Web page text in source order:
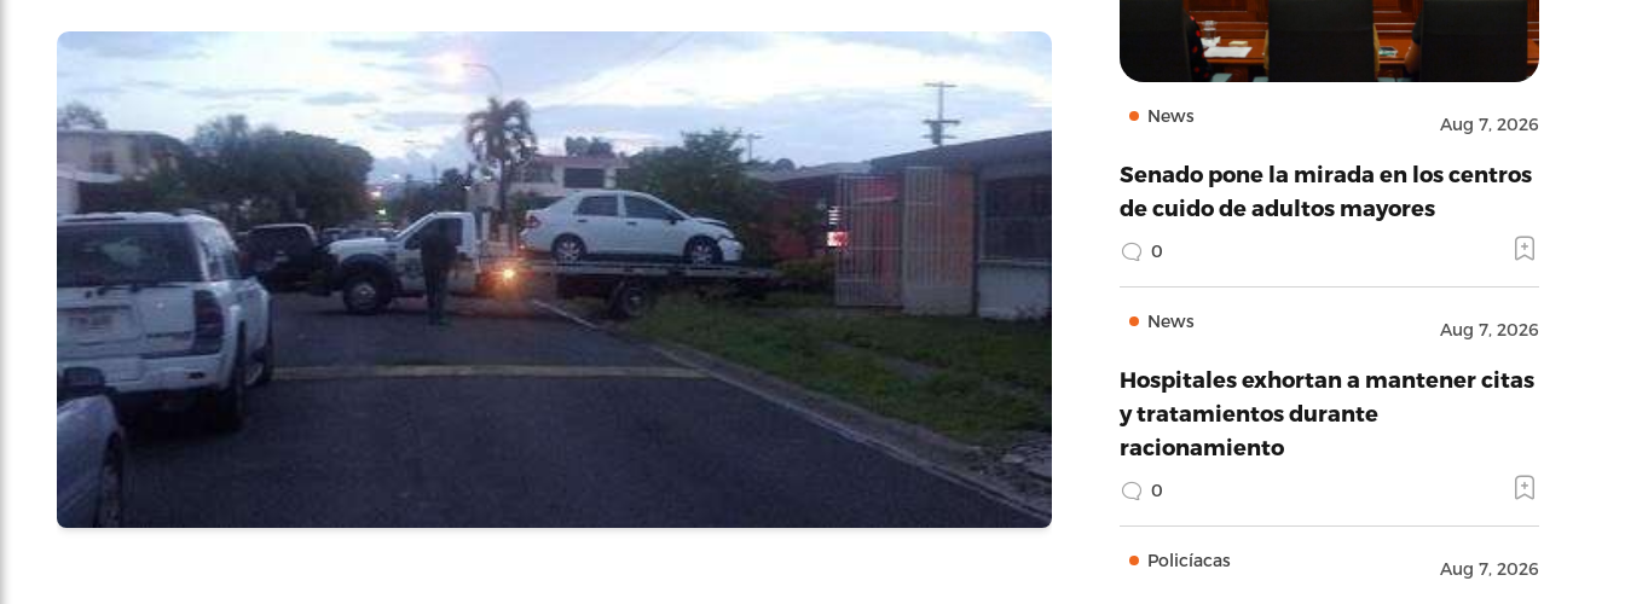
News Aug 7, 2026
Senado pone la mirada en los centros
de cuido de adultos mayores
0
News Aug 7, 2026
Hospitales exhortan a mantener citas
y tratamientos durante
racionamiento
0
Policíacas Aug 7, 2026